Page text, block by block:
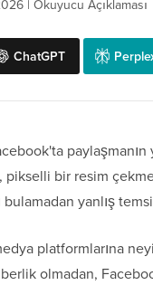
| Okuyucu Açıklaması
ChatGPT
paylaşmanın
bir resim
yanlış
platformlarına
olmadan,